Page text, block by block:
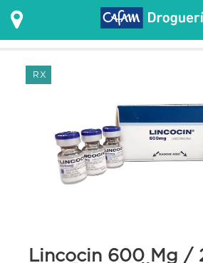
RX
Lincocin 600 Mg /